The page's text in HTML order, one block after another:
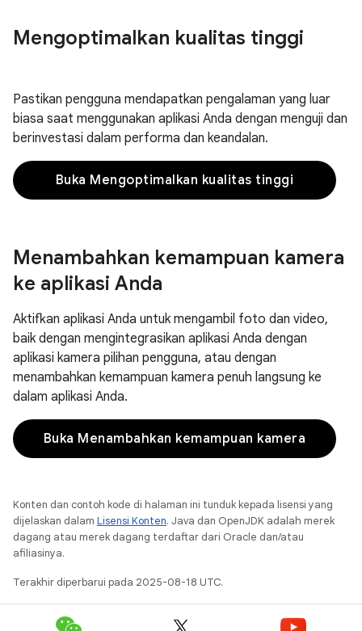
Mengoptimalkan kualitas tinggi
Pastikan pengguna mendapatkan pengalaman yang luar
biasa saat menggunakan aplikasi Anda dengan menguji dan
berinvestasi dalam performa dan keandalan.
Buka Mengoptimalkan kualitas tinggi
Menambahkan kemampuan kamera
ke aplikasi Anda
Aktifkan aplikasi Anda untuk mengambil foto dan video,
baik dengan mengintegrasikan aplikasi Anda dengan
aplikasi kamera pilihan pengguna, atau dengan
menambahkan kemampuan kamera penuh langsung ke
dalam aplikasi Anda.
Buka Menambahkan kemampuan kamera
Konten dan contoh kode di halaman ini tunduk kepada lisensi yang
dijelaskan dalam Lisensi Konten. Java dan OpenJDK adalah merek
dagang atau merek dagang terdaftar dari Oracle dan/atau
afiliasinya.
Terakhir diperbarui pada 2025-08-18 UTC.